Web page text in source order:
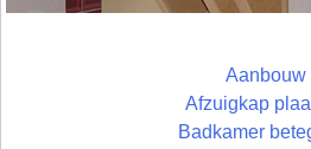
Aanbouw
Afzuigkap
Badkamer